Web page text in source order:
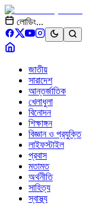
লোডিং...
জাতীয়
সারাদেশ
আন্তর্জাতিক
খেলাধুলা
বিনোদন
শিক্ষাঙ্গন
বিজ্ঞান ও প্রযুক্তি
লাইফস্টাইল
প্রবাস
মতামত
অর্থনীতি
সাহিত্য
স্বাস্থ্য